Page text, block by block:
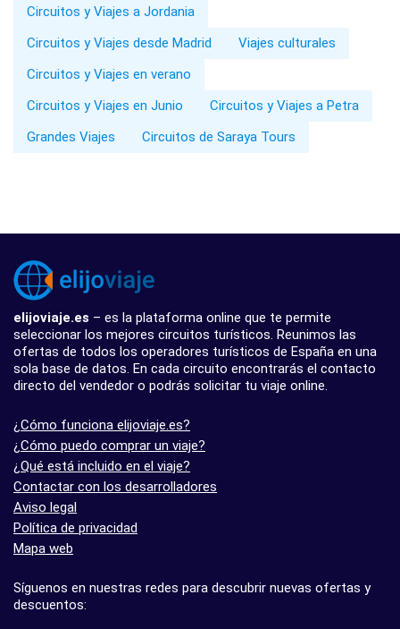
Circuitos y Viajes a Jordania
Circuitos y Viajes desde Madrid
Viajes culturales
Circuitos y Viajes en verano
Circuitos y Viajes en Junio
Circuitos y Viajes a Petra
Grandes Viajes
Circuitos de Saraya Tours
elijoviaje.es – es la plataforma online que te permite
seleccionar los mejores circuitos turísticos. Reunimos las
ofertas de todos los operadores turísticos de España en una
sola base de datos. En cada circuito encontrarás el contacto
directo del vendedor o podrás solicitar tu viaje online.
¿Cómo funciona elijoviaje.es?
¿Cómo puedo comprar un viaje?
¿Qué está incluido en el viaje?
Contactar con los desarrolladores
Aviso legal
Política de privacidad
Mapa web
Síguenos en nuestras redes para descubrir nuevas ofertas y
descuentos: